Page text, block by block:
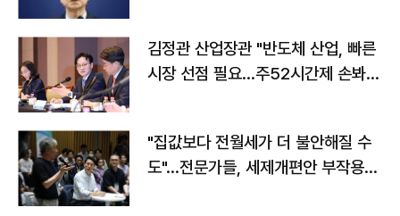
김정관 산업장관 "반도체 산업, 빠른
시장 선점 필요…주52시간제 손봐
"집값보다 전월세가 더 불안해질 수
도"…전문가들, 세제개편안 부작용